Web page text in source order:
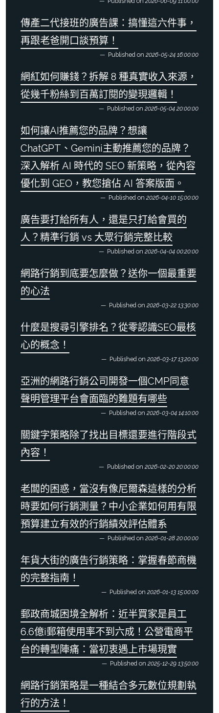
傳產二代接班的廣告課：搞懂這六件事，
再跟老爸開口談預算！
Published on 2026-05-24 16:00:00
網紅如何賺錢？拆解 8 種真實收入來源，
從幾千粉絲到百萬訂閱的變現邏輯！
Published on 2026-05-04 20:00:00
如何讓AI推薦您的品牌？想讓
ChatGPT、Gemini主動推薦您的品牌？
深入解析 AI 時代的 SEO 新策略，從內容
優化到 GEO，教您搶佔 AI 答案版面。
Published on 2026-04-10 15:00:00
廣告要打給所有人，還是只打給會買的
人？精準行銷 vs 大眾行銷完整比較
Published on 2026-04-04 00:20:00
網路行銷到底要怎麼做？送你一個最重要
的心法
Published on 2026-03-22 13:30:00
什麼是搜尋引擎排名？從零認識SEO最核
心的概念！
Published on 2026-03-17 13:20:00
亞洲的網路行銷公司開發一個CMP同意
聲明管理平台會面臨的難題有哪些
Published on 2026-03-04 14:10:00
關鍵字策略除了找出目標還要進行階段式
內容！
Published on 2026-02-20 20:00:00
老闆的困惑，當沒有像尼爾森這樣的分析
時要如何行銷測量？中小企業如何用有限
預算建立有效的行銷績效評估體系
Published on 2026-01-28 20:00:00
年貨大街的廣告行銷策略：掌握春節商機
的完整指南！
Published on 2026-01-13 15:00:00
郵政商城困境全解析：近半買家是員工
6.6億i郵箱使用率不到六成！公營電商平
台的轉型陣痛：當初衷遇上市場現實
Published on 2025-12-29 13:50:00
網路行銷策略是一種結合多元數位規劃執
行的方法！